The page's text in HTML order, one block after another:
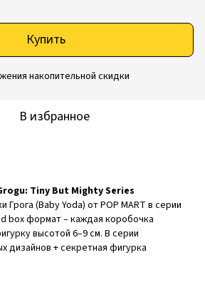
Купить
накопительной скидки
В избранное
Tiny But Mighty Series
(Baby Yoda) от POP MART в серии
box формат – каждая коробочка
высотой 6–9 см. В серии
дизайнов + секретная фигурка